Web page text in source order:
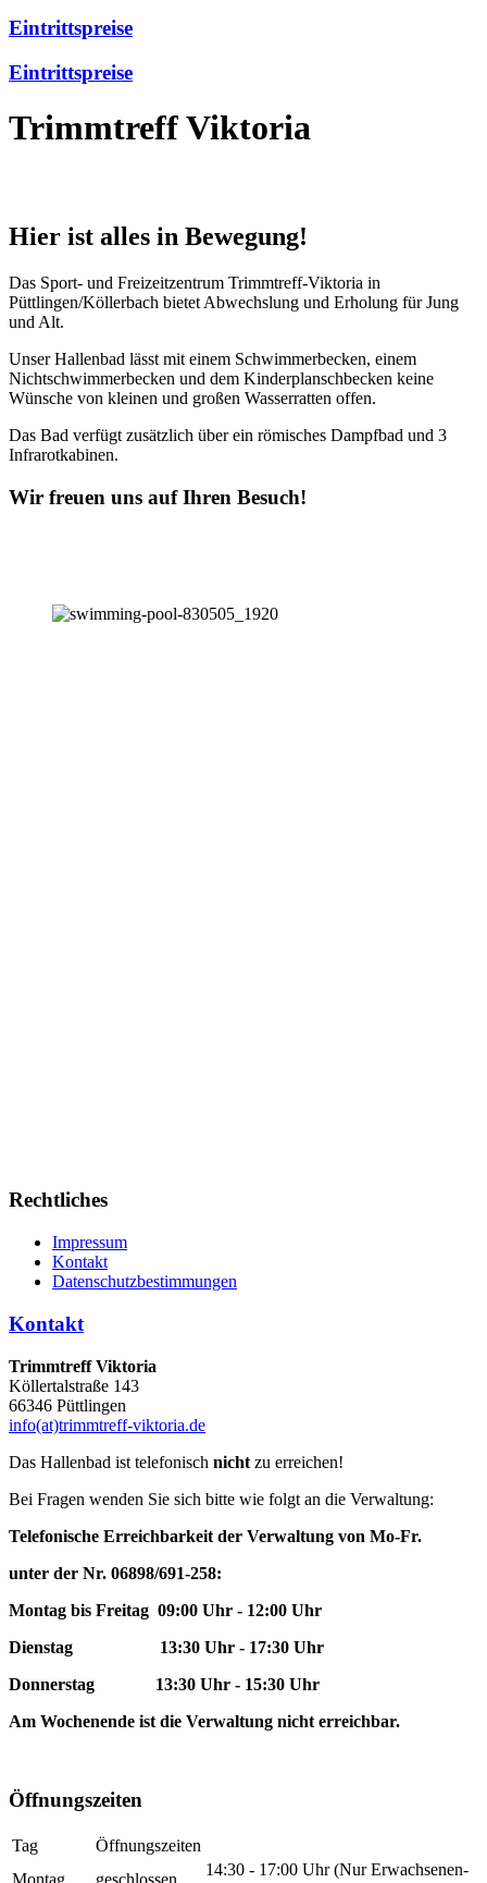
Eintrittspreise
Eintrittspreise
Trimmtreff Viktoria
Hier ist alles in Bewegung!
Das Sport- und Freizeitzentrum Trimmtreff-Viktoria in
Püttlingen/Köllerbach bietet Abwechslung und Erholung für Jung
und Alt.
Unser Hallenbad lässt mit einem Schwimmerbecken, einem
Nichtschwimmerbecken und dem Kinderplanschbecken keine
Wünsche von kleinen und großen Wasserratten offen.
Das Bad verfügt zusätzlich über ein römisches Dampfbad und 3
Infrarotkabinen.
Wir freuen uns auf Ihren Besuch!
Rechtliches
Impressum
Kontakt
Datenschutzbestimmungen
Kontakt
Trimmtreff Viktoria
Köllertalstraße 143
66346 Püttlingen
info(at)trimmtreff-viktoria.de
Das Hallenbad ist telefonisch nicht zu erreichen!
Bei Fragen wenden Sie sich bitte wie folgt an die Verwaltung:
Telefonische Erreichbarkeit der Verwaltung von Mo-Fr.
unter der Nr. 06898/691-258:
Montag bis Freitag 09:00 Uhr - 12:00 Uhr
Dienstag 13:30 Uhr - 17:30 Uhr
Donnerstag 13:30 Uhr - 15:30 Uhr
Am Wochenende ist die Verwaltung nicht erreichbar.
Öffnungszeiten
Tag
Öffnungszeiten
Montag
geschlossen
14:30 - 17:00 Uhr (Nur Erwachsenen-